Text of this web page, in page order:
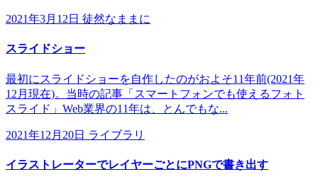
2021年3月12日 徒然なままに
スライドショー
最初にスライドショーを自作したのがおよそ11年前(2021年
12月現在)。当時の記事「スマートフォンでも使えるフォト
スライド」Web業界の11年は、とんでもな...
2021年12月20日 ライブラリ
イラストレーターでレイヤーごとにPNGで書き出す